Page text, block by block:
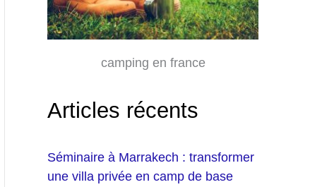
camping en france
Articles récents
Séminaire à Marrakech : transformer
une villa privée en camp de base